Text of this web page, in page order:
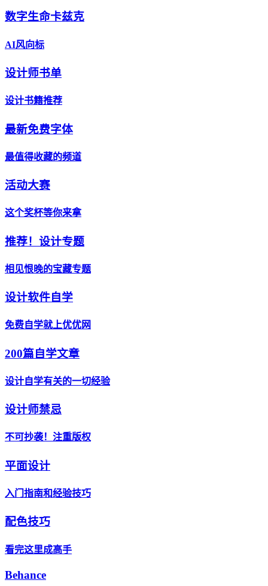
数字生命卡兹克
AI风向标
设计师书单
设计书籍推荐
最新免费字体
最值得收藏的频道
活动大赛
这个奖杯等你来拿
推荐！设计专题
相见恨晚的宝藏专题
设计软件自学
免费自学就上优优网
200篇自学文章
设计自学有关的一切经验
设计师禁忌
不可抄袭！注重版权
平面设计
入门指南和经验技巧
配色技巧
看完这里成高手
Behance